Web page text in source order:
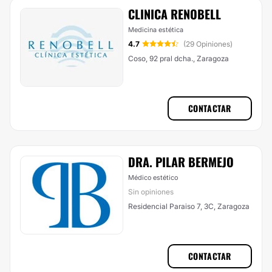
CLINICA RENOBELL
Medicina estética
4.7
(29 Opiniones)
Coso, 92 pral dcha., Zaragoza
CONTACTAR
DRA. PILAR BERMEJO
Médico estético
Sin opiniones
Residencial Paraiso 7, 3C, Zaragoza
CONTACTAR